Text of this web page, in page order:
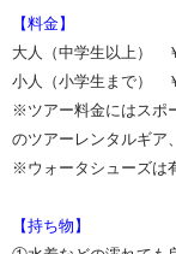
【料金】
大人（中学生以上）
小人（小学生まで）
※ツアー料金にはスポ
のツアーレンタルギア
※ウォータシューズは
【持ち物】